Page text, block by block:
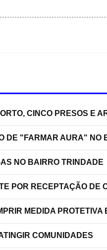
CINCO PRESOS E
DE "FARMAR AURA" NO
NO BAIRRO TRINDADE
POR RECEPTAÇÃO DE
MEDIDA
COMUNIDADES